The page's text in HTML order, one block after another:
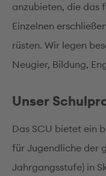
anzubieten, die das
Einzelnen
rüsten. Wir legen
Neugier, Bildung,
Unser
Das SCU bietet ein
für Jugendliche der
Jahrgangsstufe) in